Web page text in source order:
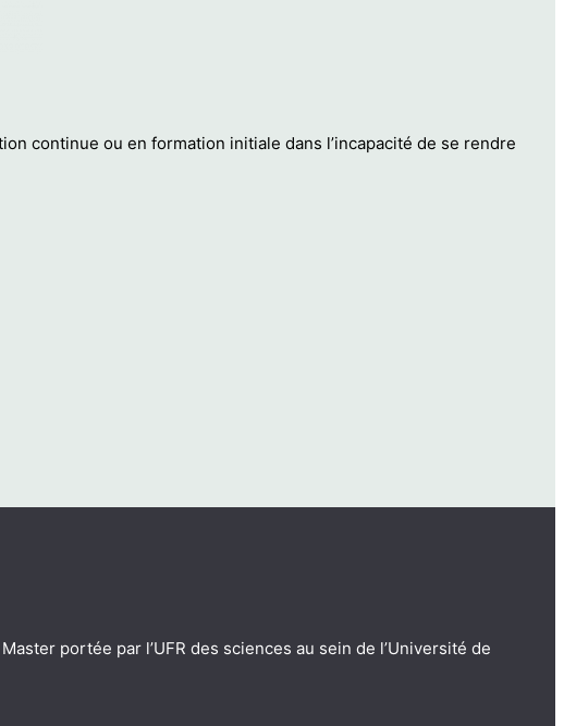
continue ou en formation initiale dans l’incapacité de se rendre
portée par l’UFR des sciences au sein de l’Université de